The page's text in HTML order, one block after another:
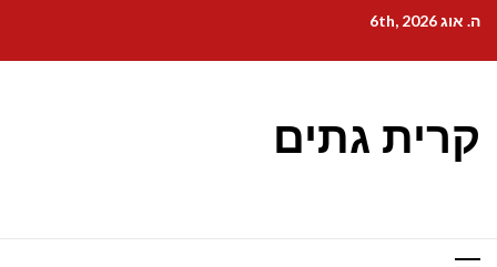
content
ה. אוג 6th, 2026
קרית גתים